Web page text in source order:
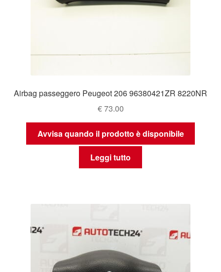
Airbag passeggero Peugeot 206 96380421ZR 8220NR
€73.00
Avvisa quando il prodotto è disponibile
Leggi tutto